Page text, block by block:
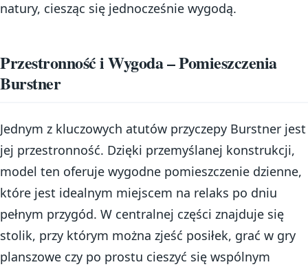
natury, ciesząc się jednocześnie wygodą.
Przestronność i Wygoda – Pomieszczenia
Burstner
Jednym z kluczowych atutów przyczepy Burstner jest
jej przestronność. Dzięki przemyślanej konstrukcji,
model ten oferuje wygodne pomieszczenie dzienne,
które jest idealnym miejscem na relaks po dniu
pełnym przygód. W centralnej części znajduje się
stolik, przy którym można zjeść posiłek, grać w gry
planszowe czy po prostu cieszyć się wspólnym